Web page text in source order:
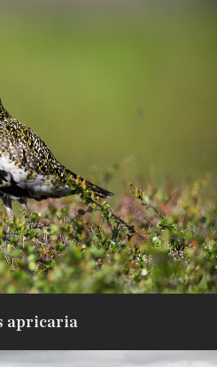
apricaria